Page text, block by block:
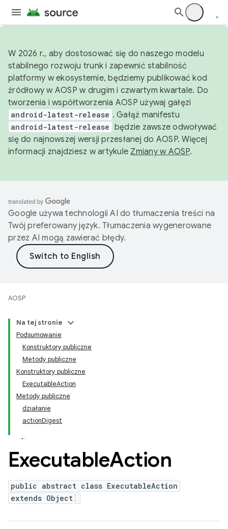
W 2026 r., aby dostosować się do naszego modelu
stabilnego rozwoju trunk i zapewnić stabilność
platformy w ekosystemie, będziemy publikować kod
źródłowy w AOSP w drugim i czwartym kwartale. Do
tworzenia i współtworzenia AOSP używaj gałęzi
android-latest-release . Gałąź manifestu
android-latest-release będzie zawsze odwoływać
się do najnowszej wersji przesłanej do AOSP. Więcej
informacji znajdziesz w artykule Zmiany w AOSP.
Google używa technologii AI do tłumaczenia treści na
Twój preferowany język. Tłumaczenia wygenerowane
przez AI mogą zawierać błędy.
AOSP
Na tej stronie
Podsumowanie
Konstruktory publiczne
Metody publiczne
Konstruktory publiczne
ExecutableAction
Metody publiczne
działanie
actionDigest
ExecutableAction
public abstract class ExecutableAction
extends Object